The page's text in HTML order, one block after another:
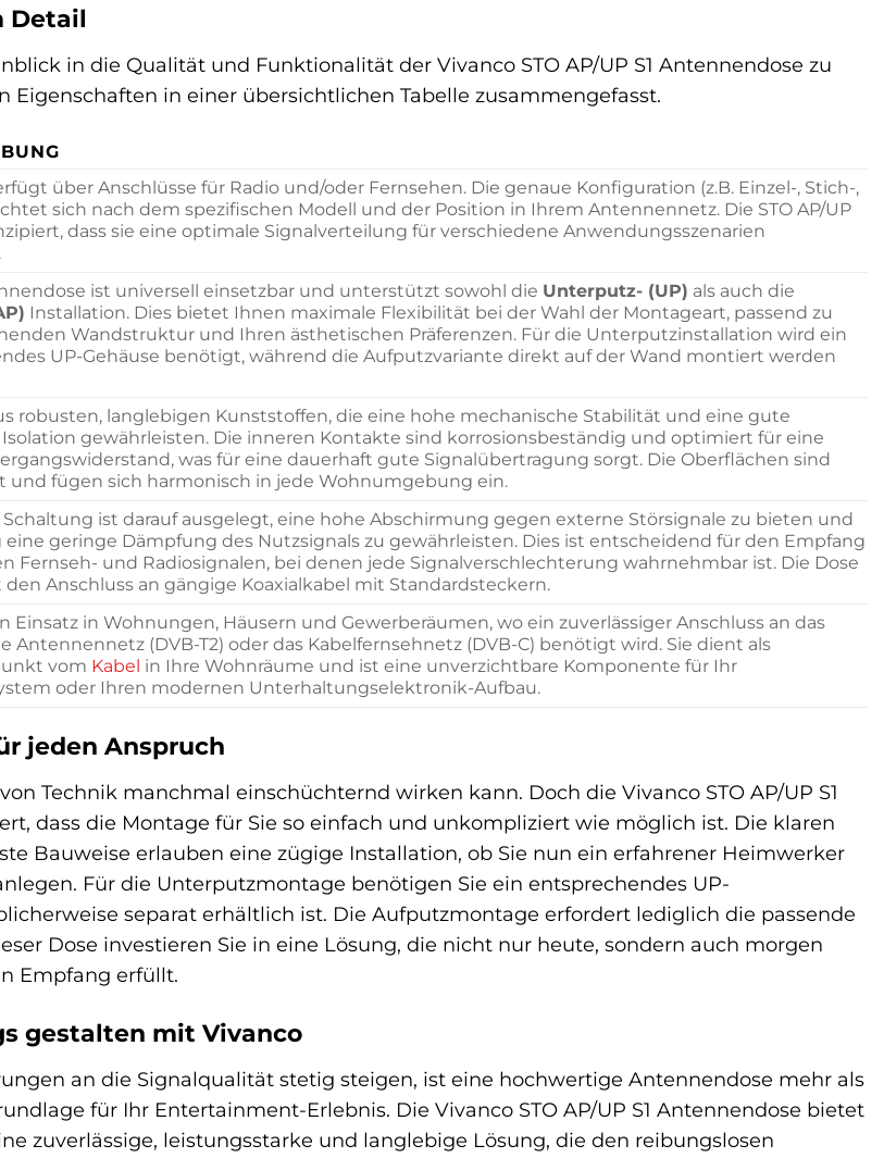
Detail
in die Qualität und Funktionalität der Vivanco STO AP/UP S1 Antennendose zu
Eigenschaften in einer übersichtlichen Tabelle zusammengefasst.
über Anschlüsse für Radio und/oder Fernsehen. Die genaue Konfiguration (z.B. Einzel-, Stich-,
sich nach dem spezifischen Modell und der Position in Ihrem Antennennetz. Die STO AP/UP
dass sie eine optimale Signalverteilung für verschiedene Anwendungsszenarien
ist universell einsetzbar und unterstützt sowohl die Unterputz- (UP) als auch die
Installation. Dies bietet Ihnen maximale Flexibilität bei der Wahl der Montageart, passend zu
Wandstruktur und Ihren ästhetischen Präferenzen. Für die Unterputzinstallation wird ein
UP-Gehäuse benötigt, während die Aufputzvariante direkt auf der Wand montiert werden
robusten, langlebigen Kunststoffen, die eine hohe mechanische Stabilität und eine gute
gewährleisten. Die inneren Kontakte sind korrosionsbeständig und optimiert für eine
was für eine dauerhaft gute Signalübertragung sorgt. Die Oberflächen sind
und fügen sich harmonisch in jede Wohnumgebung ein.
ist darauf ausgelegt, eine hohe Abschirmung gegen externe Störsignale zu bieten und
geringe Dämpfung des Nutzsignals zu gewährleisten. Dies ist entscheidend für den Empfang
Fernseh- und Radiosignalen, bei denen jede Signalverschlechterung wahrnehmbar ist. Die Dose
Anschluss an gängige Koaxialkabel mit Standardsteckern.
Einsatz in Wohnungen, Häusern und Gewerberäumen, wo ein zuverlässiger Anschluss an das
Antennennetz (DVB-T2) oder das Kabelfernsehnetz (DVB-C) benötigt wird. Sie dient als
vom Kabel in Ihre Wohnräume und ist eine unverzichtbare Komponente für Ihr
oder Ihren modernen Unterhaltungselektronik-Aufbau.
jeden Anspruch
Technik manchmal einschüchternd wirken kann. Doch die Vivanco STO AP/UP S1
dass die Montage für Sie so einfach und unkompliziert wie möglich ist. Die klaren
Bauweise erlauben eine zügige Installation, ob Sie nun ein erfahrener Heimwerker
Für die Unterputzmontage benötigen Sie ein entsprechendes UP-
separat erhältlich ist. Die Aufputzmontage erfordert lediglich die passende
Dose investieren Sie in eine Lösung, die nicht nur heute, sondern auch morgen
Empfang erfüllt.
gestalten mit Vivanco
an die Signalqualität stetig steigen, ist eine hochwertige Antennendose mehr als
für Ihr Entertainment-Erlebnis. Die Vivanco STO AP/UP S1 Antennendose bietet
zuverlässige, leistungsstarke und langlebige Lösung, die den reibungslosen